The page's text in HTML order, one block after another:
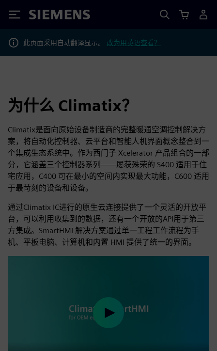
Siemens
此页面采用自动翻译显示。 改为用英语查看？
为什么 Climatix？
Climatix是面向原始设备制造商的完整暖通空调控制解决方
案，将自动化控制器、云平台和智能人机界面概念整合到一
个集成生态系统中。作为西门子 Xcelerator 产品组合的一部
分，它涵盖三个控制器系列——屡获殊荣的 S400 适用于住
宅应用，C400 可在最小的空间内实现最大功能，C600 适用
于最苛刻的设备和设备。
通过Climatix IC进行的原生云连接提供了一个灵活的开放平
台，可以利用收集到的数据，还有一个开放的API用于第三
方集成。SmartHMI 解决方案通过单一工程工作流程为手
机、平板电脑、计算机和内置 HMI 提供了统一的界面。
Play